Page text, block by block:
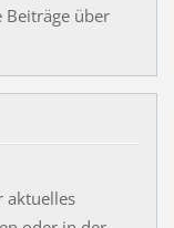
Beiträge über
aktuelles